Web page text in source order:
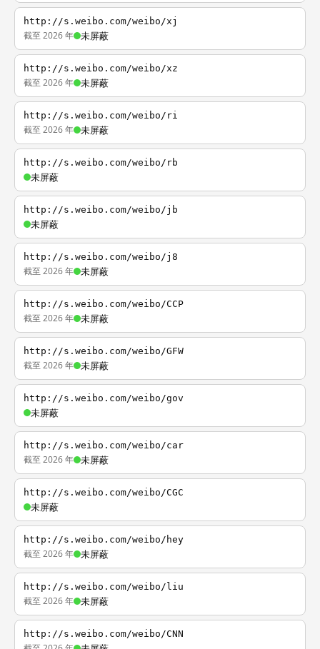
http://s.weibo.com/weibo/xj
截至 2026 年 未屏蔽
http://s.weibo.com/weibo/xz
截至 2026 年 未屏蔽
http://s.weibo.com/weibo/ri
截至 2026 年 未屏蔽
http://s.weibo.com/weibo/rb
未屏蔽
http://s.weibo.com/weibo/jb
未屏蔽
http://s.weibo.com/weibo/j8
截至 2026 年 未屏蔽
http://s.weibo.com/weibo/CCP
截至 2026 年 未屏蔽
http://s.weibo.com/weibo/GFW
截至 2026 年 未屏蔽
http://s.weibo.com/weibo/gov
未屏蔽
http://s.weibo.com/weibo/car
截至 2026 年 未屏蔽
http://s.weibo.com/weibo/CGC
未屏蔽
http://s.weibo.com/weibo/hey
截至 2026 年 未屏蔽
http://s.weibo.com/weibo/liu
截至 2026 年 未屏蔽
http://s.weibo.com/weibo/CNN